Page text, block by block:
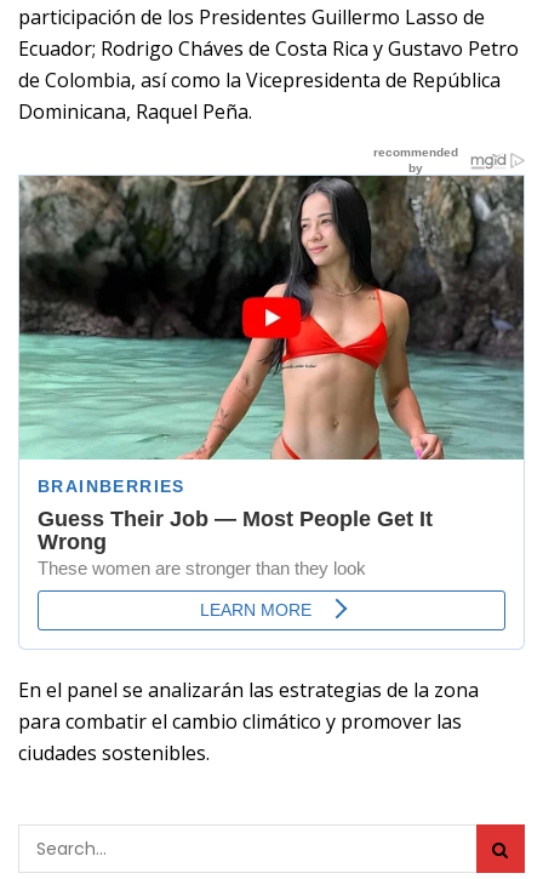
participación de los Presidentes Guillermo Lasso de
Ecuador; Rodrigo Cháves de Costa Rica y Gustavo Petro
de Colombia, así como la Vicepresidenta de República
Dominicana, Raquel Peña.
En el panel se analizarán las estrategias de la zona
para combatir el cambio climático y promover las
ciudades sostenibles.